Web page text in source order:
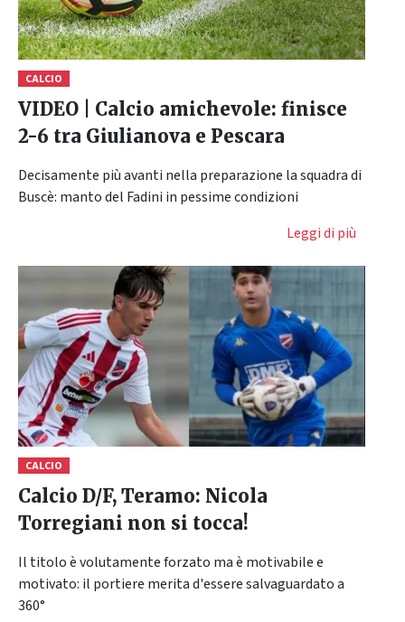
CALCIO
VIDEO | Calcio amichevole: finisce
2-6 tra Giulianova e Pescara
Decisamente più avanti nella preparazione la squadra di
Buscè: manto del Fadini in pessime condizioni
Leggi di più
CALCIO
Calcio D/F, Teramo: Nicola
Torregiani non si tocca!
Il titolo è volutamente forzato ma è motivabile e
motivato: il portiere merita d'essere salvaguardato a
360°